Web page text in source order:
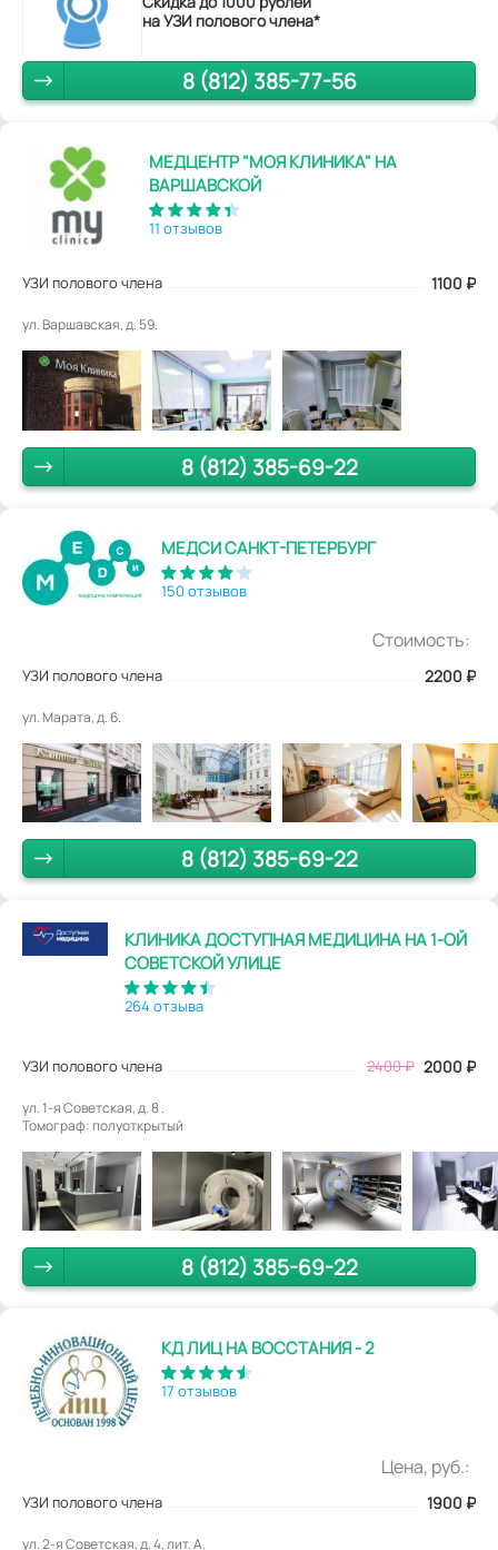
на УЗИ полового члена*
8 (812) 385-77-56
МЕДЦЕНТР "МОЯ КЛИНИКА" НА
ВАРШАВСКОЙ
11 отзывов
УЗИ полового члена 1100 ₽
ул. Варшавская, д. 59.
8 (812) 385-69-22
МЕДСИ САНКТ-ПЕТЕРБУРГ
150 отзывов
Стоимость:
УЗИ полового члена 2200 ₽
ул. Марата, д. 6.
8 (812) 385-69-22
КЛИНИКА ДОСТУПНАЯ МЕДИЦИНА НА 1-ОЙ
СОВЕТСКОЙ УЛИЦЕ
264 отзыва
УЗИ полового члена 2400₽ 2000 ₽
ул. 1-я Советская, д. 8 .
Томограф: полуоткрытый
8 (812) 385-69-22
КД ЛИЦ НА ВОССТАНИЯ - 2
17 отзывов
Цена, руб.:
УЗИ полового члена 1900 ₽
ул. 2-я Советская, д. 4, лит. А.